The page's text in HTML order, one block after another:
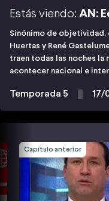
Estás viendo: AN:
Sinónimo de objetividad,
Huertas y René
traen todas las noches la
acontecer nacional e
Temporada 5 17/
Capítulo anterior